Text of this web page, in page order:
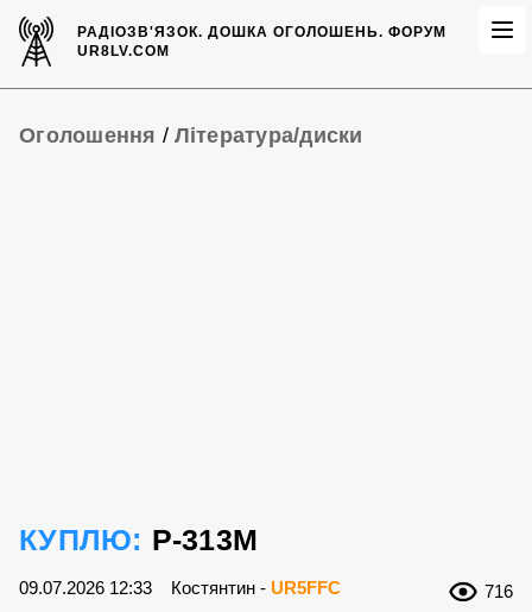
РАДІОЗВ'ЯЗОК.ДОШКА ОГОЛОШЕНЬ. ФОРУМ
UR8LV.COM
Оголошення / Література/диски
КУПЛЮ: Р-313М
09.07.2026 12:33 Костянтин - UR5FFC 716